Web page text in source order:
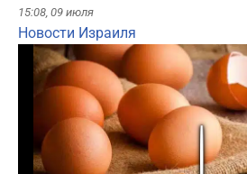
15:08, 09 июля
Новости Израиля
Play